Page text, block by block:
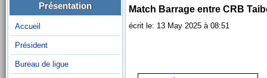
Présentation
Accueil
Président
Bureau de ligue
Match Barrage entre CRB
écrit le: 13 May 2025 à 08:51